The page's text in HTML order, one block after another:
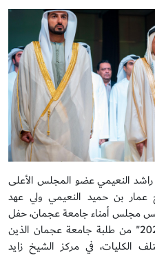
النعيمي عضو المجلس الأعلى
بن حميد النعيمي ولي عهد
مجلس أمناء جامعة عجمان، حفل
تخريج الفوج الأول - "دفعة عام 2025" من طلبة جامعة عجمان الذين
من مختلف الكليات، في مركز الشيخ زايد